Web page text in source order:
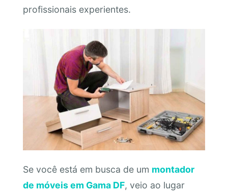
profissionais experientes.
Se você está em busca de um montador
de móveis em Gama DF, veio ao lugar